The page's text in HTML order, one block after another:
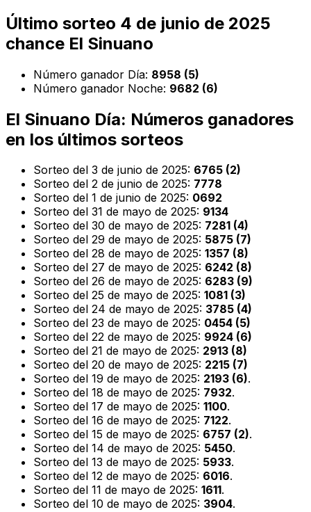
Último sorteo 4 de junio de 2025
chance El Sinuano
Número ganador Día: 8958 (5)
Número ganador Noche: 9682 (6)
El Sinuano Día: Números ganadores
en los últimos sorteos
Sorteo del 3 de junio de 2025: 6765 (2)
Sorteo del 2 de junio de 2025: 7778
Sorteo del 1 de junio de 2025: 0692
Sorteo del 31 de mayo de 2025: 9134
Sorteo del 30 de mayo de 2025: 7281 (4)
Sorteo del 29 de mayo de 2025: 5875 (7)
Sorteo del 28 de mayo de 2025: 1357 (8)
Sorteo del 27 de mayo de 2025: 6242 (8)
Sorteo del 26 de mayo de 2025: 6283 (9)
Sorteo del 25 de mayo de 2025: 1081 (3)
Sorteo del 24 de mayo de 2025: 3785 (4)
Sorteo del 23 de mayo de 2025: 0454 (5)
Sorteo del 22 de mayo de 2025: 9924 (6)
Sorteo del 21 de mayo de 2025: 2913 (8)
Sorteo del 20 de mayo de 2025: 2215 (7)
Sorteo del 19 de mayo de 2025: 2193 (6).
Sorteo del 18 de mayo de 2025: 7932.
Sorteo del 17 de mayo de 2025: 1100.
Sorteo del 16 de mayo de 2025: 7122.
Sorteo del 15 de mayo de 2025: 6757 (2).
Sorteo del 14 de mayo de 2025: 5450.
Sorteo del 13 de mayo de 2025: 5933.
Sorteo del 12 de mayo de 2025: 6016.
Sorteo del 11 de mayo de 2025: 1611.
Sorteo del 10 de mayo de 2025: 3904.